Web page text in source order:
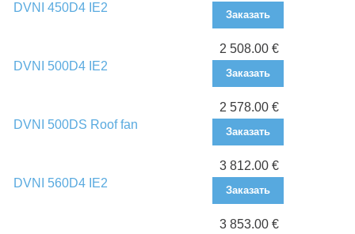
DVNI 450D4 IE2
Заказать
DVNI 500D4 IE2
2 508.00 €
Заказать
DVNI 500DS Roof fan
2 578.00 €
Заказать
DVNI 560D4 IE2
3 812.00 €
Заказать
3 853.00 €